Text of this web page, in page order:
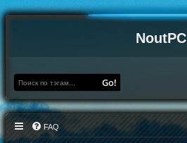
NoutPC
Go!
FAQ